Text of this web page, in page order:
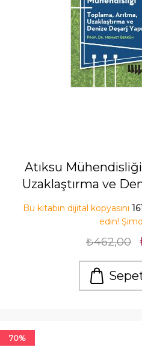
Atıksu
Uzaklaştırma ve
Bu kitabın dijital kopyasını
edin!
₺462,00
70%